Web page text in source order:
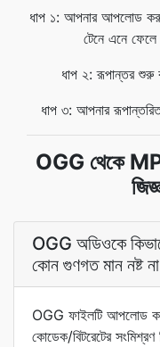
ধাপ ১: আপনার আপলোড
টেনে এনে
ধাপ ২: রূপান্তর শুরু
ধাপ ৩: আপনার
OGG থেকে
OGG অডিওকে
কোন গুণগত মান নষ্ট
OGG ফাইলটি আপলোড
কোডেক/বিটরেটের সংমিশ্রণ